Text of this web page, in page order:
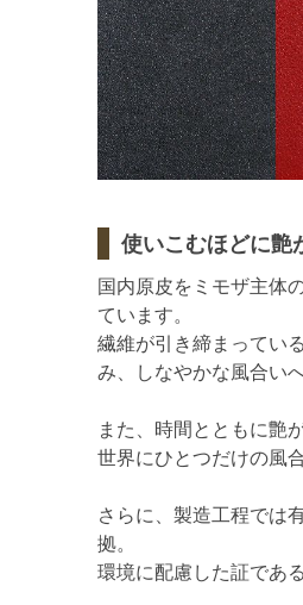
使いこむほどに艶
国内原皮をミモザ主体
ています。
繊維が引き締まってい
み、しなやかな風合い
また、時間とともに艶
世界にひとつだけの風
さらに、製造工程では
拠。
環境に配慮した証であ